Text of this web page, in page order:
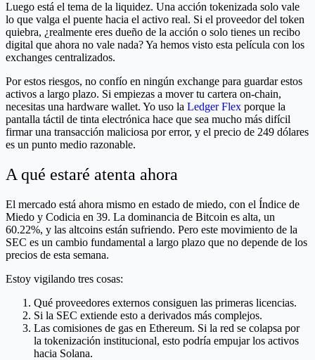
Luego está el tema de la liquidez. Una acción tokenizada solo vale
lo que valga el puente hacia el activo real. Si el proveedor del token
quiebra, ¿realmente eres dueño de la acción o solo tienes un recibo
digital que ahora no vale nada? Ya hemos visto esta película con los
exchanges centralizados.
Por estos riesgos, no confío en ningún exchange para guardar estos
activos a largo plazo. Si empiezas a mover tu cartera on-chain,
necesitas una hardware wallet. Yo uso la Ledger Flex porque la
pantalla táctil de tinta electrónica hace que sea mucho más difícil
firmar una transacción maliciosa por error, y el precio de 249 dólares
es un punto medio razonable.
A qué estaré atenta ahora
El mercado está ahora mismo en estado de miedo, con el Índice de
Miedo y Codicia en 39. La dominancia de Bitcoin es alta, un
60.22%, y las altcoins están sufriendo. Pero este movimiento de la
SEC es un cambio fundamental a largo plazo que no depende de los
precios de esta semana.
Estoy vigilando tres cosas:
Qué proveedores externos consiguen las primeras licencias.
Si la SEC extiende esto a derivados más complejos.
Las comisiones de gas en Ethereum. Si la red se colapsa por
la tokenización institucional, esto podría empujar los activos
hacia Solana.